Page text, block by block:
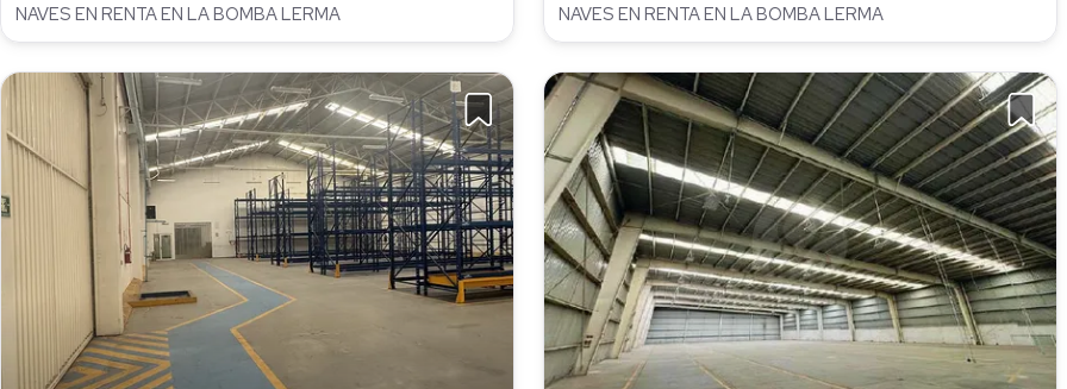
NAVES EN RENTA EN LA BOMBA LERMA
NAVES EN RENTA EN LA BOMBA LERMA